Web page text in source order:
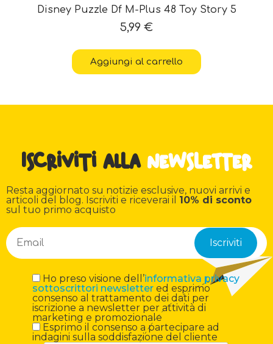
Disney Puzzle Df M-Plus 48 Toy Story 5
5,99 €
Aggiungi al carrello
Iscriviti alla newsletter
Resta aggiornato su notizie esclusive, nuovi arrivi e
articoli del blog. Iscriviti e riceverai il 10% di sconto
sul tuo primo acquisto
Ho preso visione dell’informativa privacy
sottoscrittori newslettered esprimo
consenso al trattamento dei dati per
iscrizione a newsletter per attività di
marketing e promozionale
Esprimo il consenso a partecipare ad
indagini sulla soddisfazione del cliente